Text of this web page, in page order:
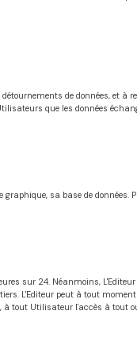
de données, et à
que les données
sa base de données.
sur 24. Néanmoins,
L'Editeur peut à tout
tout Utilisateur l'accès à tout